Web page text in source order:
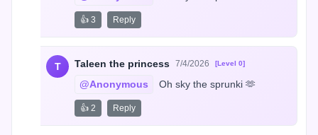
👍 3 Reply
T Taleen the princess 7/4/2026 [Level 0]
@Anonymous Oh sky the sprunki 🫶
👍 2 Reply